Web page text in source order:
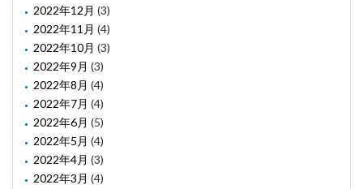
2022年12月 (3)
2022年11月 (4)
2022年10月 (3)
2022年9月 (3)
2022年8月 (4)
2022年7月 (4)
2022年6月 (5)
2022年5月 (4)
2022年4月 (3)
2022年3月 (4)